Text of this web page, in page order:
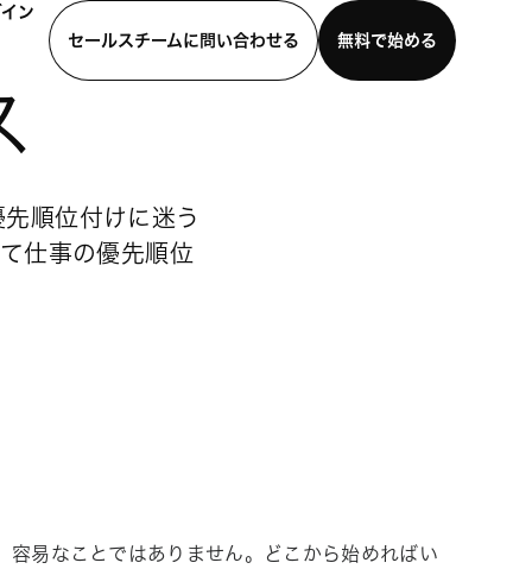
ン
セールスチームに問い合わせる
無料で始める
せる
順位付けに迷う
仕事の優先順位
易なことではありません。どこから始めればい